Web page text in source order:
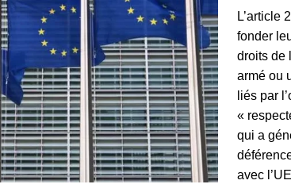
L’article
fonder
droits de
armé ou
liés par
«
qui a
avec